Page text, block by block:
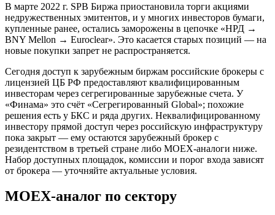
В марте 2022 г. SPB Биржа приостановила торги акциями
недружественных эмитентов, и у многих инвесторов бумаги,
купленные ранее, остались заморожены в цепочке «НРД →
BNY Mellon → Euroclear». Это касается старых позиций — на
новые покупки запрет не распространяется.
Сегодня доступ к зарубежным биржам российские брокеры с
лицензией ЦБ РФ предоставляют квалифицированным
инвесторам через сегрегированные зарубежные счета. У
«Финама» это счёт «Сегрегированный Global»; похожие
решения есть у БКС и ряда других. Неквалифицированному
инвестору прямой доступ через российскую инфраструктуру
пока закрыт — ему остаются зарубежный брокер с
резидентством в третьей стране либо MOEX-аналоги ниже.
Набор доступных площадок, комиссии и порог входа зависят
от брокера — уточняйте актуальные условия.
MOEX-аналог по сектору